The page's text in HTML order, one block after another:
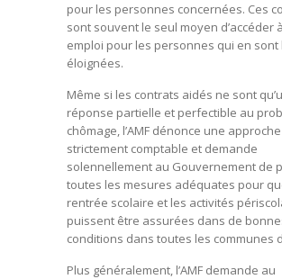
pour les personnes concernées. Ces
sont souvent le seul moyen d’accéder
emploi pour les personnes qui en sont
éloignées.
Même si les contrats aidés ne sont
réponse partielle et perfectible au
chômage, l’AMF dénonce une approche
strictement comptable et demande
solennellement au Gouvernement de
toutes les mesures adéquates pour
rentrée scolaire et les activités
puissent être assurées dans de
conditions dans toutes les communes
Plus généralement, l’AMF demande au